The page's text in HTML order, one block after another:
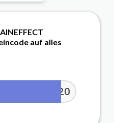
auf alles
TATION20